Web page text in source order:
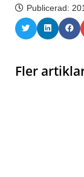
Publicerad:
Fler